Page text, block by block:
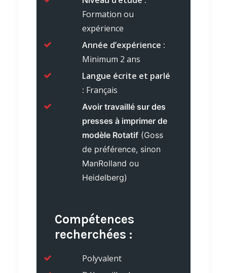
Formation ou
expérience
Année d’expérience :
Minimum 2 ans
Langue écrite et parlé
: Français
Avoir travaillé sur des
presses à imprimer de
modèle Rotatif (Goss
de préférence, sinon
ManRolland ou
Heidelberg)
Compétences
recherchées :
Polyvalent